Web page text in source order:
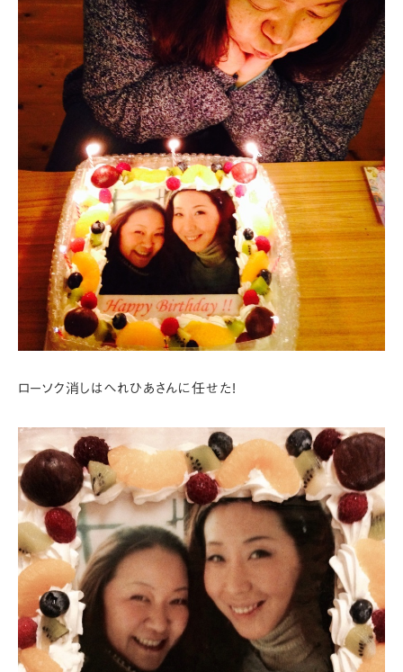
ローソク消しはへれひあさんに任せた!